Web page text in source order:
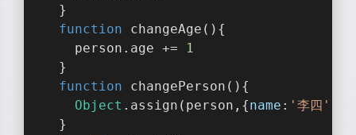
  }
function
changeAge ( ) {
    person.age +=
1
  }
function
changePerson ( ) {
Object .assign(person,{name : '李四'
  }